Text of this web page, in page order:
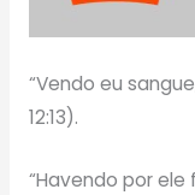
“Vendo eu
12:13).
“Havendo por